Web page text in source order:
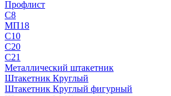
Профлист
С8
МП18
С10
С20
С21
Металлический штакетник
Штакетник Круглый
Штакетник Круглый фигурный